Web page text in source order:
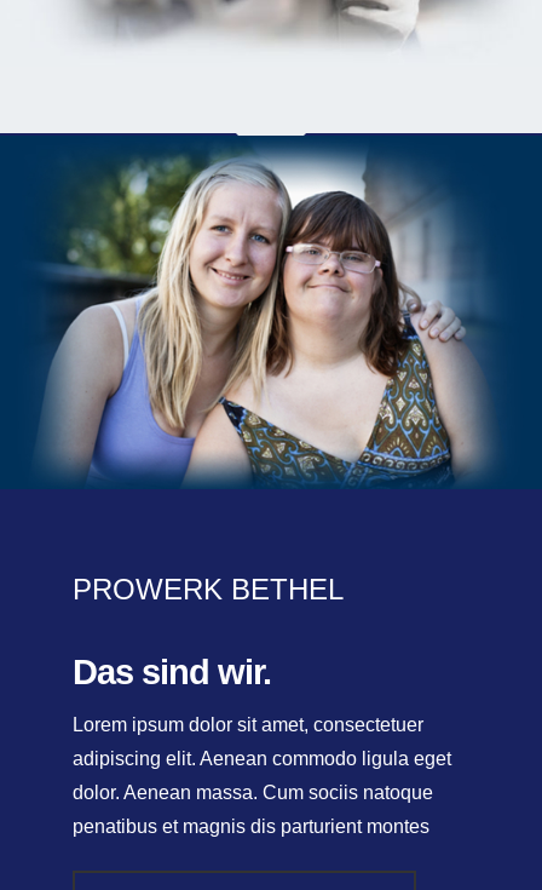
PROWERK BETHEL
Das sind wir.
Lorem ipsum dolor sit amet, consectetuer
adipiscing elit. Aenean commodo ligula eget
dolor. Aenean massa. Cum sociis natoque
penatibus et magnis dis parturient montes